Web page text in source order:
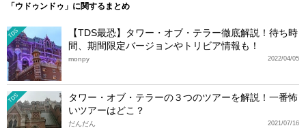
「ウドゥンドゥ」に関するまとめ
TDS
【TDS最恐】タワー・オブ・テラー徹底解説！待ち時
間、期間限定バージョンやトリビア情報も！
2022/04/05
monpy
TDS
タワー・オブ・テラーの３つのツアーを解説！一番怖
いツアーはどこ？
2021/07/16
だんだん